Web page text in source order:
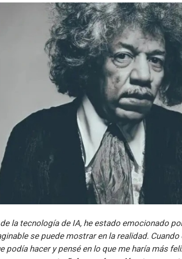
la tecnología de IA, he estado emocionado
se puede mostrar en la realidad.
podía hacer y pensé en lo que me haría más